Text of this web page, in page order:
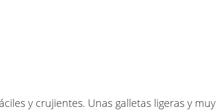
y crujientes. Unas galletas ligeras y muy